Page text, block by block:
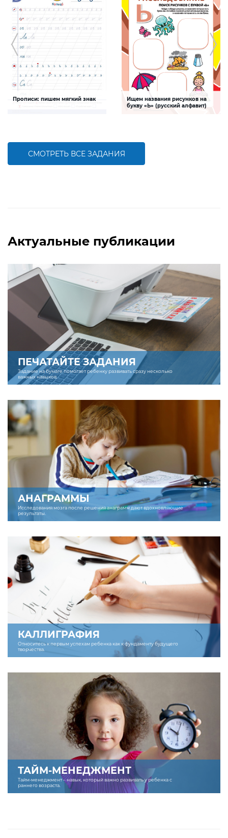
Прописи: пишем мягкий знак
Ищем названия рисунков на
букву «Ь» (русский алфавит)
СМОТРЕТЬ ВСЕ ЗАДАНИЯ
Актуальные публикации
ПЕЧАТАЙТЕ ЗАДАНИЯ
Задание на бумаге помогает ребенку развивать сразу несколько
важных навыков.
АНАГРАММЫ
Исследования мозга после решения анаграмм дают вдохновляющие
результаты.
КАЛЛИГРАФИЯ
Относитесь к первым успехам ребенка как к фундаменту будущего
творчества.
ТАЙМ-МЕНЕДЖМЕНТ
Тайм-менеджмент – навык, который важно развивать у ребенка с
раннего возраста.